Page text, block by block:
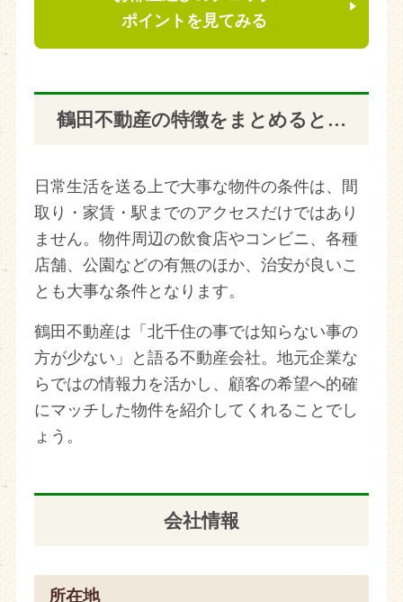
ポイントを見てみる
鶴田不動産の特徴をまとめると…
日常生活を送る上で大事な物件の条件は、間
取り・家賃・駅までのアクセスだけではあり
ません。物件周辺の飲食店やコンビニ、各種
店舗、公園などの有無のほか、治安が良いこ
とも大事な条件となります。
鶴田不動産は「北千住の事では知らない事の
方が少ない」と語る不動産会社。地元企業な
らではの情報力を活かし、顧客の希望へ的確
にマッチした物件を紹介してくれることでし
ょう。
会社情報
所在地